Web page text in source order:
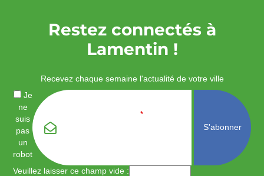
Restez connectés à
Lamentin !
Recevez chaque semaine l'actualité de votre ville
Je
ne
suis
pas
un
robot
*
Veuillez laisser ce champ vide :